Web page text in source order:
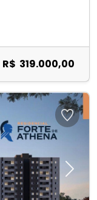
R$ 319.000,00
Next